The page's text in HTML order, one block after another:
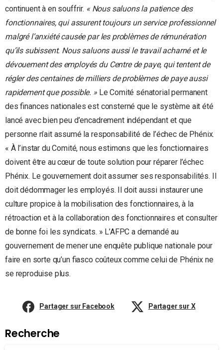
continuent à en souffrir. « Nous saluons la patience des
fonctionnaires, qui assurent toujours un service professionnel
malgré l’anxiété causée par les problèmes de rémunération
qu’ils subissent. Nous saluons aussi le travail acharné et le
dévouement des employés du Centre de paye, qui tentent de
régler des centaines de milliers de problèmes de paye aussi
rapidement que possible. »Le Comité sénatorial permanent
des finances nationales est consterné que le système ait été
lancé avec bien peu d’encadrement indépendant et que
personne n’ait assumé la responsabilité de l’échec de Phénix.
« À l’instar du Comité, nous estimons que les fonctionnaires
doivent être au cœur de toute solution pour réparer l’échec
Phénix. Le gouvernement doit assumer ses responsabilités. Il
doit dédommager les employés. Il doit aussi instaurer une
culture propice à la mobilisation des fonctionnaires, à la
rétroaction et à la collaboration des fonctionnaires et consulter
de bonne foi les syndicats. » L’AFPC a demandé au
gouvernement de mener une enquête publique nationale pour
faire en sorte qu’un fiasco coûteux comme celui de Phénix ne
se reproduise plus.
Partager sur Facebook Partager sur X
Recherche